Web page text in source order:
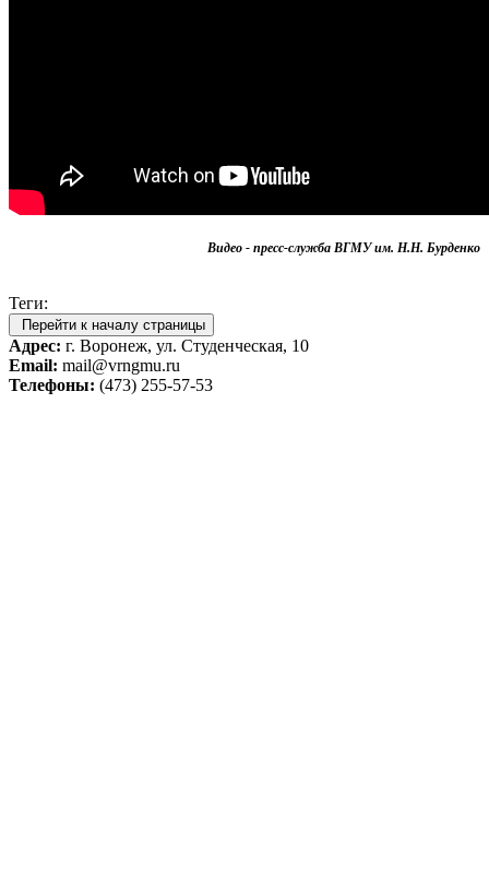
Видео - пресс-служба ВГМУ им. Н.Н. Бурденко
Теги:
Перейти к началу страницы
Адрес: г. Воронеж, ул. Студенческая, 10
Email: mail@vrngmu.ru
Телефоны: (473) 255-57-53